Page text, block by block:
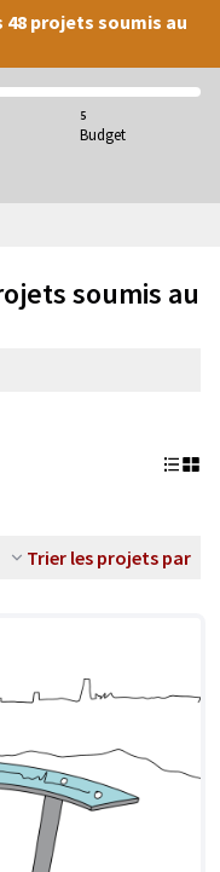
projets soumis au
5
Budget
soumis au
Trier les projets par